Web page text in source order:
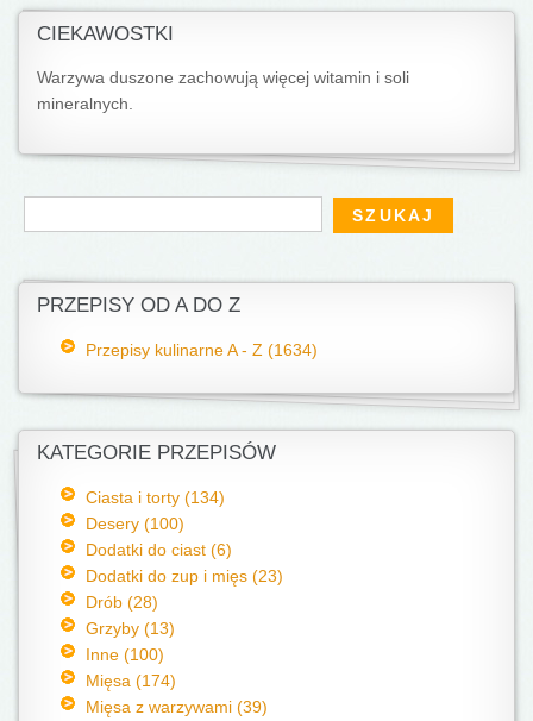
CIEKAWOSTKI
Warzywa duszone zachowują więcej witamin i soli
mineralnych.
Formularz wyszukiwania
Szukaj
PRZEPISY OD A DO Z
Przepisy kulinarne A - Z (1634)
KATEGORIE PRZEPISÓW
Ciasta i torty (134)
Desery (100)
Dodatki do ciast (6)
Dodatki do zup i mięs (23)
Drób (28)
Grzyby (13)
Inne (100)
Mięsa (174)
Mięsa z warzywami (39)